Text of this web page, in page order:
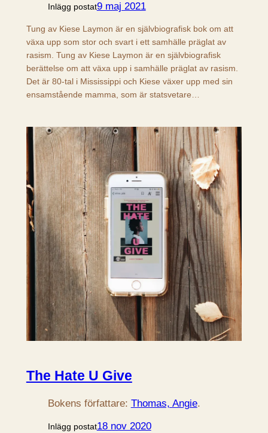
Inlägg postat9 maj 2021
Tung av Kiese Laymon är en självbiografisk bok om att
växa upp som stor och svart i ett samhälle präglat av
rasism. Tung av Kiese Laymon är en självbiografisk
berättelse om att växa upp i samhälle präglat av rasism.
Det är 80-tal i Mississippi och Kiese växer upp med sin
ensamstående mamma, som är statsvetare…
The Hate U Give
Bokens författare: Thomas, Angie.
Inlägg postat18 nov 2020